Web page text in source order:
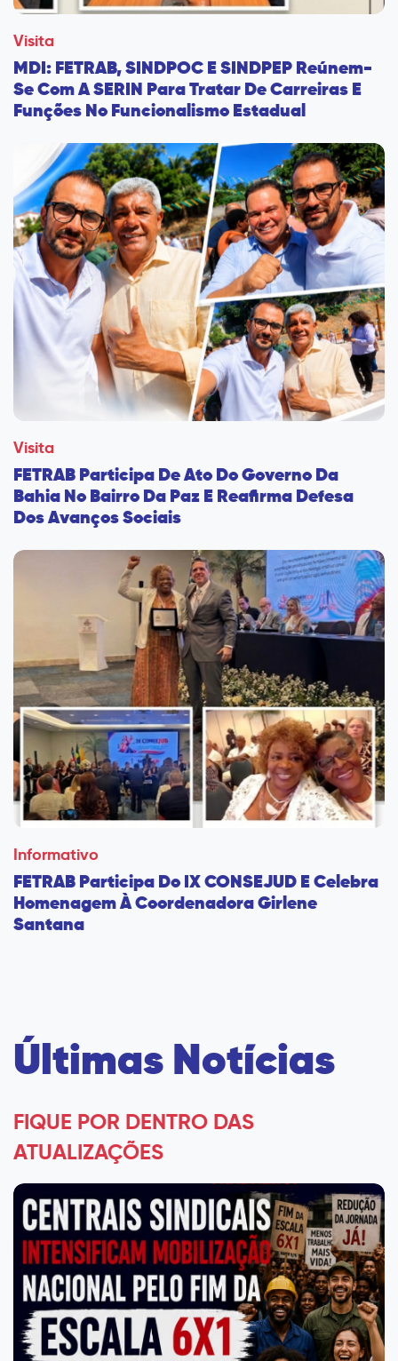
Visita
MDI: FETRAB, SINDPOC E SINDPEP Reúnem-
Se Com A SERIN Para Tratar De Carreiras E
Funções No Funcionalismo Estadual
Visita
FETRAB Participa De Ato Do Governo Da
Bahia No Bairro Da Paz E Reafirma Defesa
Dos Avanços Sociais
Informativo
FETRAB Participa Do IX CONSEJUD E Celebra
Homenagem À Coordenadora Girlene
Santana
Últimas Notícias
FIQUE POR DENTRO DAS
ATUALIZAÇÕES